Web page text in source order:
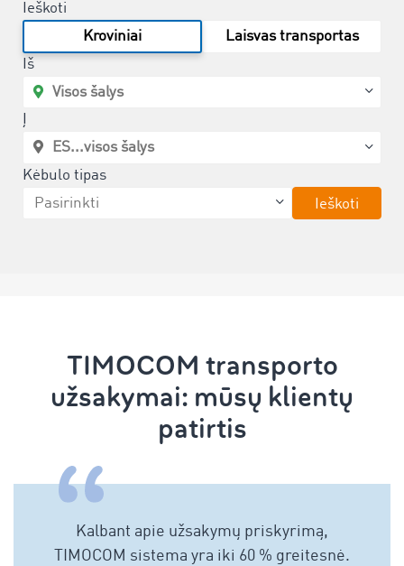
Ieškoti
Kroviniai
Laisvas transportas
Iš
Kėbulo tipas
Ieškoti
TIMOCOM transporto
užsakymai: mūsų klientų
patirtis
Kalbant apie užsakymų priskyrimą,
TIMOCOM sistema yra iki 60 % greitesnė.